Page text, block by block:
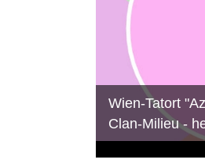
Wien-Tatort
Clan-Milieu -